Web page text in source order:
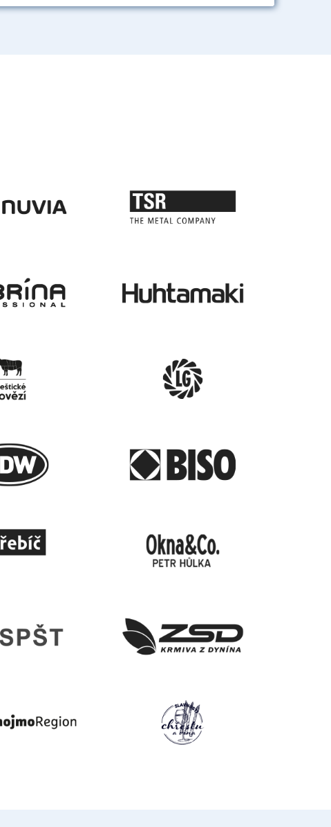
s Relativem je
a vždy
všem firmám.
Štolpa
tvůrcem naší vizuální
reklam, potisků triček a
naprosto specifických
včetně výroby. Naším
společným cílem bylo
společnosti. Relative zná
perfektně směrnice
cestu, která je pro nás
100%.